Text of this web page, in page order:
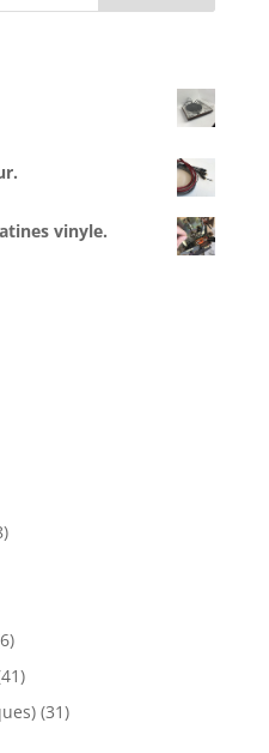
vinyle.
(31)